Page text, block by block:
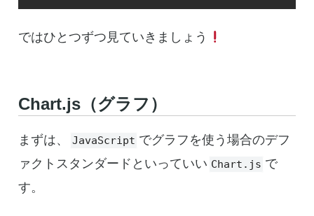
ではひとつずつ見ていきましょう
Chart.js（グラフ）
まずは、 JavaScript でグラフを使う場合のデフ
ァクトスタンダードといっていい Chart.js で
す。